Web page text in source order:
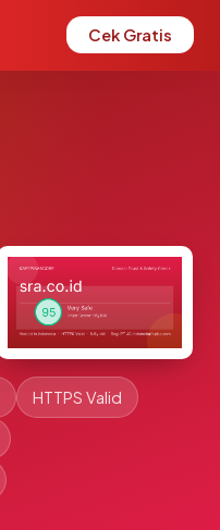
Cek Gratis
HTTPS Valid